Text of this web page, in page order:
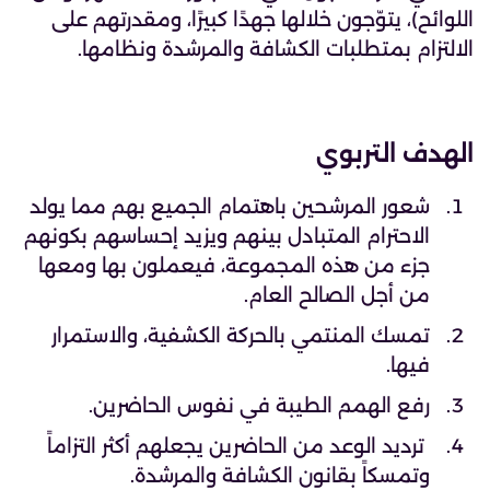
اللوائح)، يتوّجون خلالها جهدًا كبيرًا، ومقدرتهم على
الالتزام بمتطلبات الكشافة والمرشدة ونظامها.
الهدف التربوي
شعور المرشحين باهتمام الجميع بهم مما يولد
الاحترام المتبادل بينهم ويزيد إحساسهم بكونهم
جزء من هذه المجموعة، فيعملون بها ومعها
من أجل الصالح العام.
تمسك المنتمي بالحركة الكشفية، والاستمرار
فيها.
رفع الهمم الطيبة في نفوس الحاضرين.
ترديد الوعد من الحاضرين يجعلهم أكثر التزاماً
وتمسكاً بقانون الكشافة والمرشدة.